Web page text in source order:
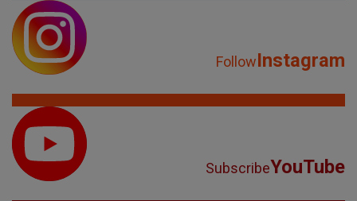
FollowInstagram
SubscribeYouTube